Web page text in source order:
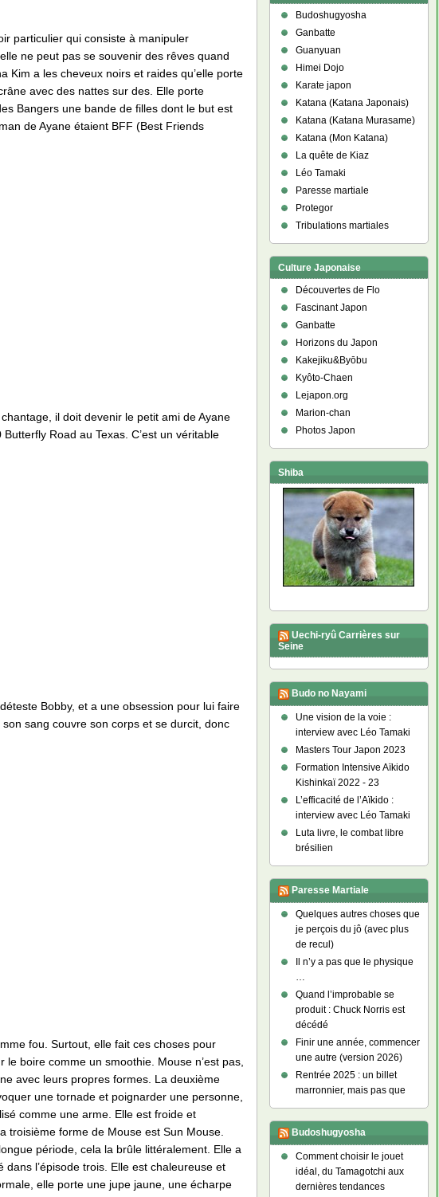
particulier qui consiste à manipuler
ne peut pas se souvenir des rêves quand
Kim a les cheveux noirs et raides qu’elle porte
avec des nattes sur des. Elle porte
Bangers une bande de filles dont le but est
de Ayane étaient BFF (Best Friends
il doit devenir le petit ami de Ayane
Road au Texas. C’est un véritable
Bobby, et a une obsession pour lui faire
sang couvre son corps et se durcit, donc
fou. Surtout, elle fait ces choses pour
boire comme un smoothie. Mouse n’est pas,
avec leurs propres formes. La deuxième
une tornade et poignarder une personne,
comme une arme. Elle est froide et
troisième forme de Mouse est Sun Mouse.
période, cela la brûle littéralement. Elle a
l’épisode trois. Elle est chaleureuse et
elle porte une jupe jaune, une écharpe
Budoshugyosha
Ganbatte
Guanyuan
Himei Dojo
Karate japon
Katana (Katana Japonais)
Katana (Katana Murasame)
Katana (Mon Katana)
La quête de Kiaz
Léo Tamaki
Paresse martiale
Protegor
Tribulations martiales
Culture Japonaise
Découvertes de Flo
Fascinant Japon
Ganbatte
Horizons du Japon
Kakejiku&Byōbu
Kyôto-Chaen
Lejapon.org
Marion-chan
Photos Japon
Shiba
Uechi-ryû Carrières sur
Seine
Budo no Nayami
Une vision de la voie :
interview avec Léo Tamaki
Masters Tour Japon 2023
Formation Intensive Aïkido
Kishinkaï 2022 - 23
L’efficacité de l’Aïkido :
interview avec Léo Tamaki
Luta livre, le combat libre
brésilien
Paresse Martiale
Quelques autres choses que
je perçois du jô (avec plus
de recul)
Il n’y a pas que le physique
…
Quand l’improbable se
produit : Chuck Norris est
décédé
Finir une année, commencer
une autre (version 2026)
Rentrée 2025 : un billet
marronnier, mais pas que
Budoshugyosha
Comment choisir le jouet
idéal, du Tamagotchi aux
dernières tendances